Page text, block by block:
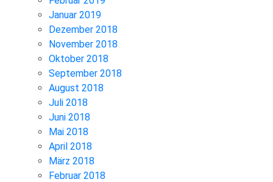
Januar 2019
Dezember 2018
November 2018
Oktober 2018
September 2018
August 2018
Juli 2018
Juni 2018
Mai 2018
April 2018
März 2018
Februar 2018